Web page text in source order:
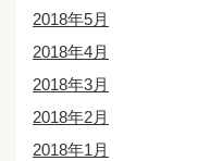
2018年5月
2018年4月
2018年3月
2018年2月
2018年1月